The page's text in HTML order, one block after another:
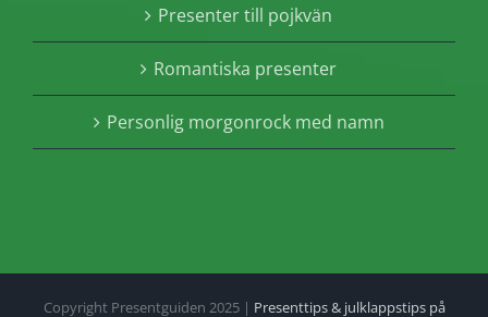
Presenter till pojkvän
Romantiska presenter
Personlig morgonrock med namn
Copyright Presentguiden 2025 | Presenttips & julklappstips på